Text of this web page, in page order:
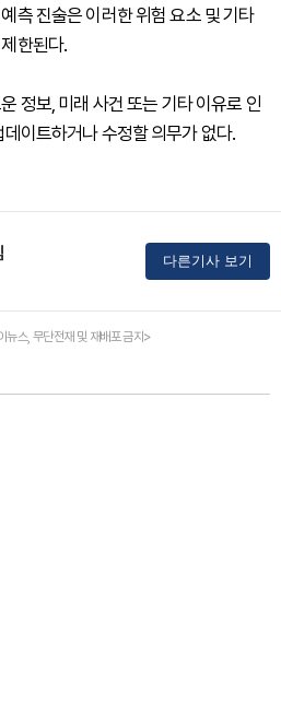
측 진술은 이러한 위험 요소 및 기타
한된다.
정보, 미래 사건 또는 기타 이유로 인
이트하거나 수정할 의무가 없다.
다른기사 보기
스, 무단전재 및 재배포 금지>